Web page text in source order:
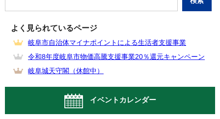
よく見られているページ
岐阜市自治体マイナポイントによる生活者支援事業
令和8年度岐阜市物価高騰支援事業20％還元キャンペーン
岐阜城天守閣（休館中）
イベントカレンダー